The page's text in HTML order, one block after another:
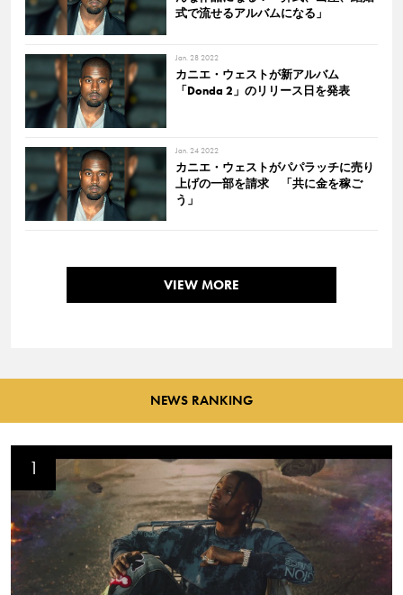
式で流せるアルバムになる」
Jan. 28 2022
カニエ・ウェストが新アルバム
「Donda 2」のリリース日を発表
Jan. 24 2022
カニエ・ウェストがパパラッチに売り
上げの一部を請求 「共に金を稼ご
う」
VIEW MORE
NEWS RANKING